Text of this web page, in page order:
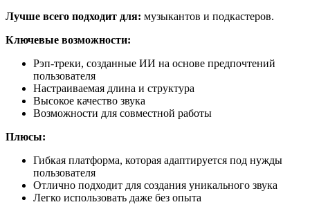
Лучше всего подходит для: музыкантов и подкастеров.
Ключевые возможности:
Рэп-треки, созданные ИИ на основе предпочтений
пользователя
Настраиваемая длина и структура
Высокое качество звука
Возможности для совместной работы
Плюсы:
Гибкая платформа, которая адаптируется под нужды
пользователя
Отлично подходит для создания уникального звука
Легко использовать даже без опыта